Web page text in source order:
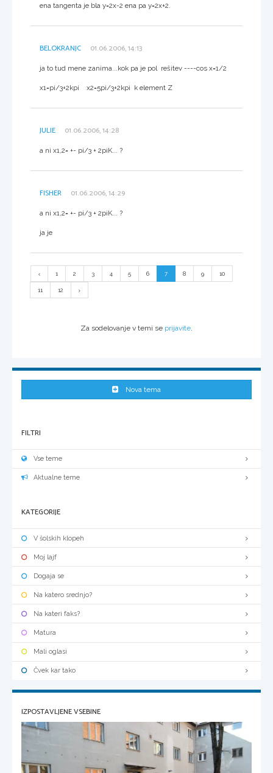
ena tangenta je bla y=2x-2 ena pa y=2x+2.
BELOKRANJC 01.06.2006, 14:13
ja to tud mene zanima...kok pa je pol rešitev ----cos x=1/2
x1=pi/3+2kpi x2=5pi/3+2kpi k element Z
JULIE 01.06.2006, 14:28
a ni x1,2= +- pi/3 + 2piK... ?
FISHER 01.06.2006, 14:29
a ni x1,2= +- pi/3 + 2piK... ?
ja je
1 2 3 4 5 6 7 8 9 10
11 12
Za sodelovanje v temi se prijavite
Nova tema
FILTRI
Vse teme
Aktualne teme
KATEGORIJE
V šolskih klopeh
Moj lajf
Dogaja se
Na katero srednjo?
Na kateri faks?
Matura
Mali oglasi
Čvek kar tako
IZPOSTAVLJENE VSEBINE